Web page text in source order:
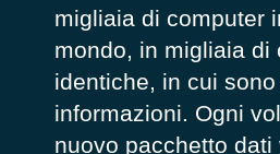
migliaia di computer
mondo, in migliaia di
identiche, in cui
informazioni. Ogni
nuovo pacchetto dati